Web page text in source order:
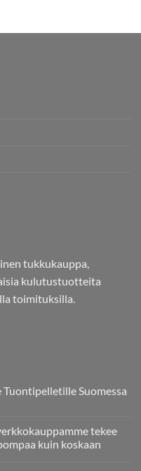
tukkukauppa,
kulutustuotteita
toimituksilla.
Suomessa
tekee
kuin koskaan